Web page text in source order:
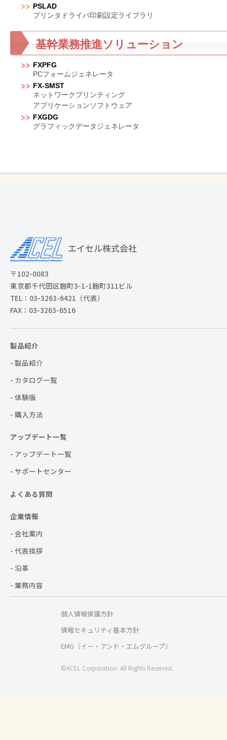
PSLAD
プリンタドライバ印刷設定ライブラリ
基幹業務推進ソリューション
FXPFG
PCフォームジェネレータ
FX-SMST
ネットワークプリンティング
アプリケーションソフトウェア
FXGDG
グラフィックデータジェネレータ
〒102-0083
東京都千代田区麹町3-1-1麹町311ビル
TEL：03-3263-6421（代表）
FAX：03-3263-6516
製品紹介
- 製品紹介
- カタログ一覧
- 体験版
- 購入方法
アップデート一覧
- アップデート一覧
- サポートセンター
よくある質問
企業情報
- 会社案内
- 代表挨拶
- 沿革
- 業務内容
個人情報保護方針
情報セキュリティ基本方針
EMG（イー・アンド・エムグループ）